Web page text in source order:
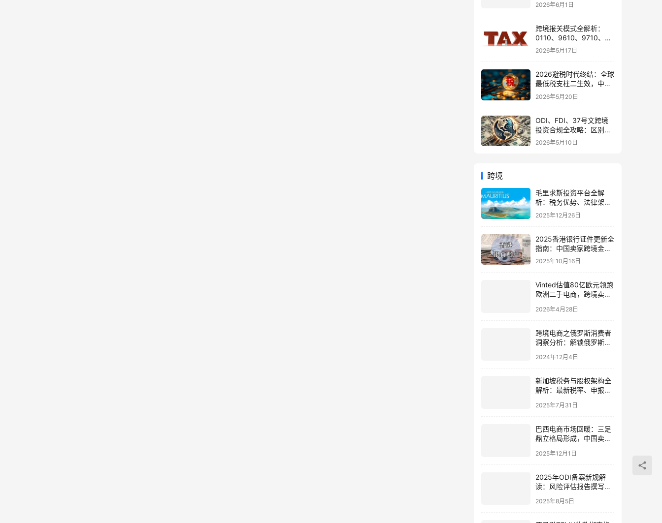
会有何影响
2026年6月1日
跨境报关模式全解析：
0110、9610、9710、
9810、1039、1210 的区
2026年5月17日
2026避税时代终结：全球
最低税支柱二生效，中国
企业家海外公司合规3大
2026年5月20日
ODI、FDI、37号文跨境
投资合规全攻略：区别、
备案流程与政策详解（附
2026年5月10日
跨境
毛里求斯投资平台全解
析：税务优势、法律架构
与中国投资者实操指南
2025年12月26日
2025香港银行证件更新全
指南：中国卖家跨境金融
合规与机遇
2025年10月16日
Vinted估值80亿欧元领跑
欧洲二手电商，跨境卖家
蓝海
2026年4月28日
跨境电商之俄罗斯消费者
洞察分析：解锁俄罗斯市
2024年12月4日
新加坡税务与股权架构全
解析：最新税率、申报政
南
2025年7月31日
巴西电商市场回暖：三足
鼎立格局形成，中国卖家
2025年12月1日
2025年ODI备案新规解
读：风险评估报告撰写指
2025年8月5日